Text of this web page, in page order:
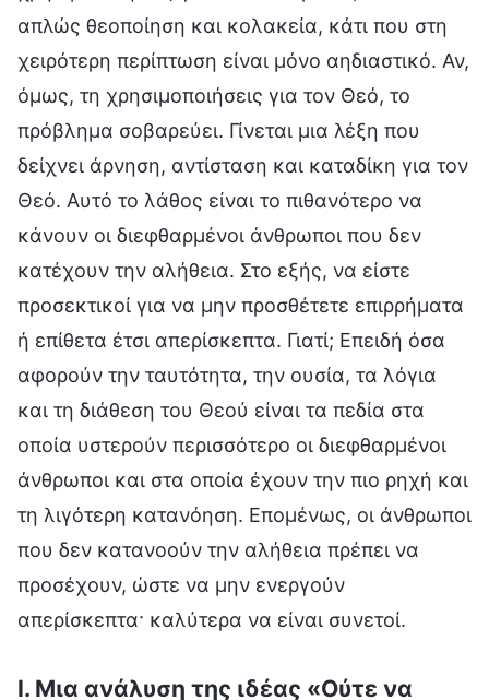
I. Μια ανάλυση της ιδέας «Ούτε να